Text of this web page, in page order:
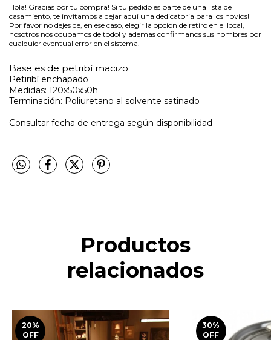
Hola! Gracias por tu compra! Si tu pedido es parte de una lista de
casamiento, te invitamos a dejar aqui una dedicatoria para los novios!
Por favor no dejes de, en ese caso, elegir la opcion de retiro en el local,
nosotros nos ocupamos de todo! y ademas confirmanos sus nombres por
cualquier eventual error en el sistema.
Base es de petribí macizo
Petiribí enchapado
Medidas: 120x50x50h
Terminación: Poliuretano al solvente satinado
Consultar fecha de entrega según disponibilidad
Productos
relacionados
20%
OFF
30%
OFF